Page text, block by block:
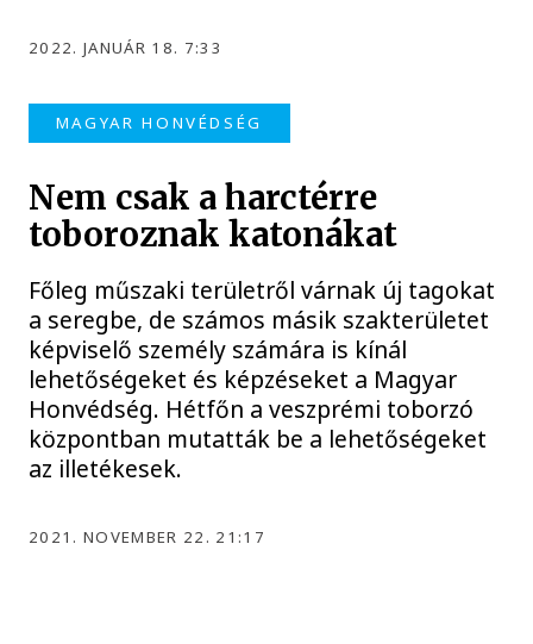
2022. JANUÁR 18. 7:33
MAGYAR HONVÉDSÉG
Nem csak a harctérre
toboroznak katonákat
Főleg műszaki területről várnak új tagokat
a seregbe, de számos másik szakterületet
képviselő személy számára is kínál
lehetőségeket és képzéseket a Magyar
Honvédség. Hétfőn a veszprémi toborzó
központban mutatták be a lehetőségeket
az illetékesek.
2021. NOVEMBER 22. 21:17